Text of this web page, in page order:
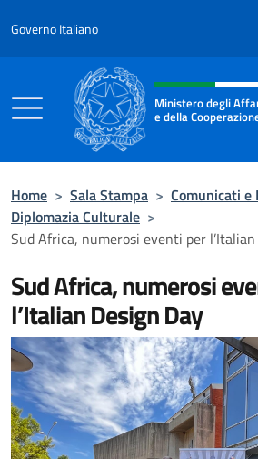
Governo Italiano
Intestazione sito,
Ministero degli
e della
Home > Sala Stampa > Comunicati e
Diplomazia Culturale >
Sud Africa, numerosi eventi per
Sud Africa, numerosi
l’Italian Design Day